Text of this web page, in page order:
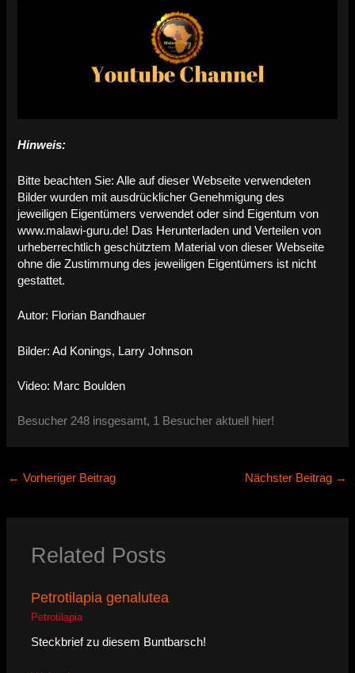
Hinweis:
Bitte beachten Sie: Alle auf dieser Webseite verwendeten
Bilder wurden mit ausdrücklicher Genehmigung des
jeweiligen Eigentümers verwendet oder sind Eigentum von
www.malawi-guru.de! Das Herunterladen und Verteilen von
urheberrechtlich geschütztem Material von dieser Webseite
ohne die Zustimmung des jeweiligen Eigentümers ist nicht
gestattet.
Autor: Florian Bandhauer
Bilder: Ad Konings, Larry Johnson
Video: Marc Boulden
Besucher 248 insgesamt, 1 Besucher aktuell hier!
← Vorheriger Beitrag Nächster Beitrag →
Related Posts
Petrotilapia genalutea
Petrotilapia
Steckbrief zu diesem Buntbarsch!